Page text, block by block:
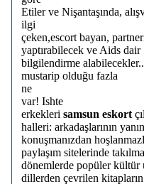
Etiler ve Nişantaşında,
ilgi
çeken,escort bayan,
yaptırabilecek ve Aids dair
bilgilendirme
mustarip olduğu fazla
ne
var! Ishte
erkekleri samsun eskort
halleri: arkadaşlarının
konuşmanızdan
paylaşım sitelerinde
dönemlerde popüler kültür
dillerden çevrilen kitapların